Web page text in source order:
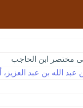
مختصر ابن الحاجب
الله بن عبد العزيز،